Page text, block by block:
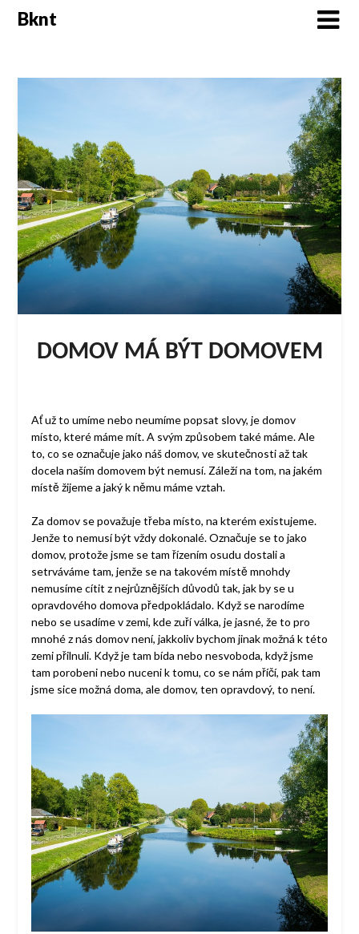
SkipBknt
DOMOV MÁ BÝT DOMOVEM
Ať už to umíme nebo neumíme popsat slovy, je domov
místo, které máme mít. A svým způsobem také máme. Ale
to, co se označuje jako náš domov, ve skutečnosti až tak
docela naším domovem být nemusí. Záleží na tom, na jakém
místě žijeme a jaký k němu máme vztah.
Za domov se považuje třeba místo, na kterém existujeme.
Jenže to nemusí být vždy dokonalé. Označuje se to jako
domov, protože jsme se tam řízením osudu dostali a
setrváváme tam, jenže se na takovém místě mnohdy
nemusíme cítit z nejrůznějších důvodů tak, jak by se u
opravdového domova předpokládalo. Když se narodíme
nebo se usadíme v zemi, kde zuří válka, je jasné, že to pro
mnohé z nás domov není, jakkoliv bychom jinak možná k této
zemi přilnuli. Když je tam bída nebo nesvoboda, když jsme
tam porobeni nebo nuceni k tomu, co se nám příčí, pak tam
jsme sice možná doma, ale domov, ten opravdový, to není.